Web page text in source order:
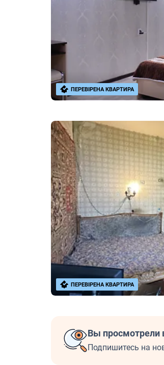
ПЕРЕВІРЕНА КВАРТИРА
ПЕРЕВІРЕНА КВАРТИРА
Вы просмотрели
Подпишитесь на